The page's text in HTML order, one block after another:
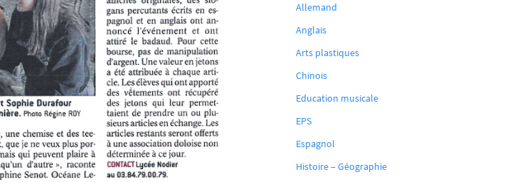
Allemand
Anglais
Arts plastiques
Chinois
Education musicale
EPS
Espagnol
Histoire – Géographie